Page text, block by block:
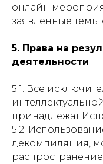
онлайн
заявленные
5. Права на
деятельности
5.1. Все
принадлежат
5.2.
декомпиляция,